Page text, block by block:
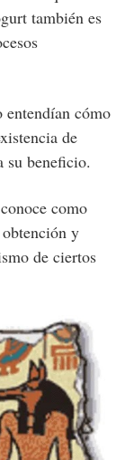
también es
entendían cómo
de
su beneficio.
como
y
de ciertos